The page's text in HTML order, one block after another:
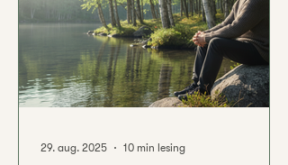
finne tilbake til en indre trygghet. Man
29. aug. 2025 10 min lesing